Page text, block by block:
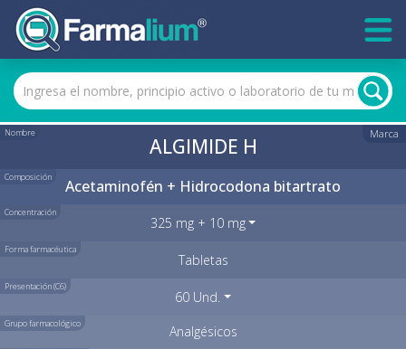
Nombre Marca
ALGIMIDE H
Composición Acetaminofén + Hidrocodona bitartrato
Concentración
325 mg + 10 mg
Forma farmacéutica
Tabletas
Presentación (C6)
60 Und.
Grupo farmacológico Analgésicos